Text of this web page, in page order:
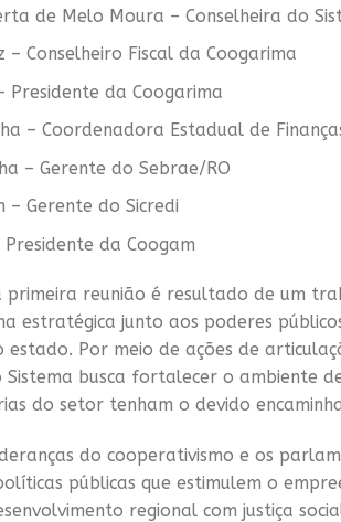
de Melo Moura – Conselheira do
– Conselheiro Fiscal da Coogarima
Presidente da Coogarima
– Coordenadora Estadual de
– Gerente do Sebrae/RO
– Gerente do Sicredi
Presidente da Coogam
reunião é resultado de um
estratégica junto aos poderes
estado. Por meio de ações de
Sistema busca fortalecer o ambiente
do setor tenham o devido
do cooperativismo e os
públicas que estimulem o
regional com justiça